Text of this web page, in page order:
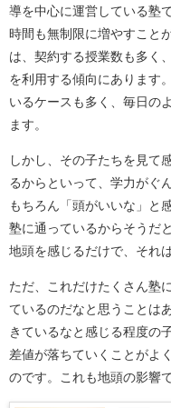
導を中心に運営している塾
時間も無制限に増やすこと
は、契約する授業数も多く
を利用する傾向にあります
いるケースも多く、毎日の
ます。
しかし、その子たちを見て
るからといって、学力がぐ
もちろん「頭がいいな」と
塾に通っているからそうだ
地頭を感じるだけで、それ
ただ、これだけたくさん塾
ているのだなと思うことは
きているなと感じる程度の
差値が落ちていくことがよ
のです。これも地頭の影響